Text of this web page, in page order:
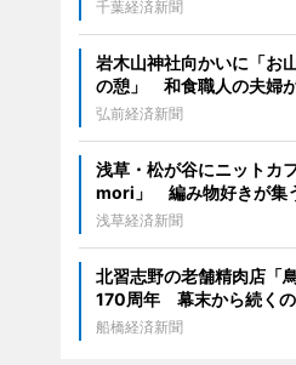
千葉経済新聞
岩木山神社向かいに「お
の憩」 和食職人の夫婦
弘前経済新聞
浅草・松が谷にニットカ
mori」 編み物好きが集
浅草経済新聞
北習志野の老舗精肉店「
170周年 幕末から続くの
船橋経済新聞